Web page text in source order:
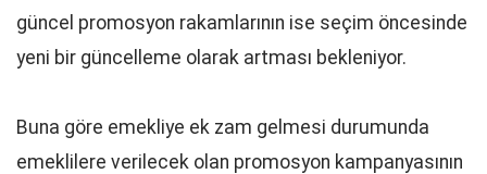
güncel promosyon rakamlarının ise seçim öncesinde
yeni bir güncelleme olarak artması bekleniyor.
Buna göre emekliye ek zam gelmesi durumunda
emeklilere verilecek olan promosyon kampanyasının